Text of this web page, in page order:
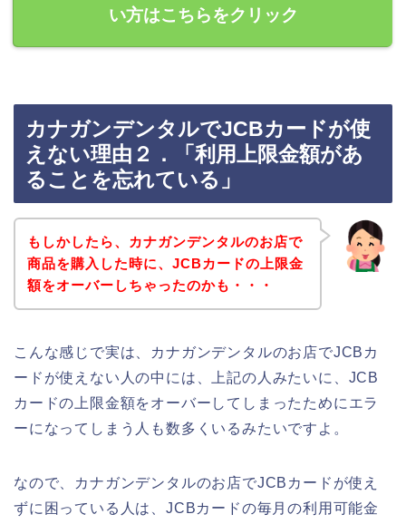
い方はこちらをクリック
カナガンデンタルでJCBカードが使
えない理由２．「利用上限金額があ
ることを忘れている」
もしかしたら、カナガンデンタルのお店で
商品を購入した時に、JCBカードの上限金
額をオーバーしちゃったのかも・・・
こんな感じで実は、カナガンデンタルのお店でJCBカ
ードが使えない人の中には、上記の人みたいに、JCB
カードの上限金額をオーバーしてしまったためにエラ
ーになってしまう人も数多くいるみたいですよ。
なので、カナガンデンタルのお店でJCBカードが使え
ずに困っている人は、JCBカードの毎月の利用可能金